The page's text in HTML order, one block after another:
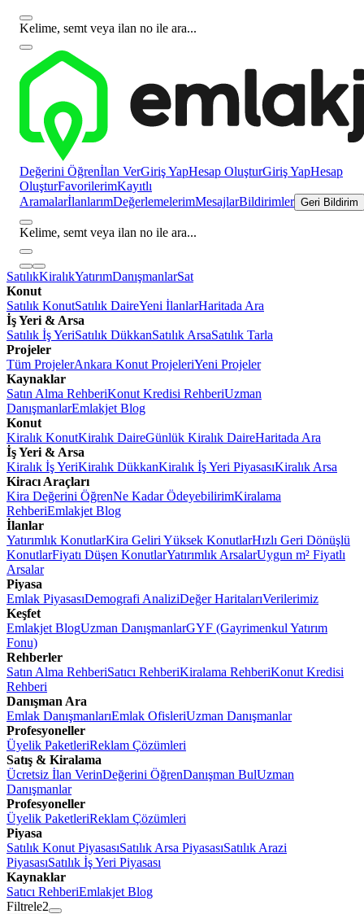
Kelime, semt veya ilan no ile ara...
Değerini Öğrenİlan VerGiriş YapHesap OluşturGiriş YapHesap
OluşturFavorilerimKayıtlı
AramalarİlanlarımDeğerlemelerimMesajlarBildirimler Geri Bildirim
Kelime, semt veya ilan no ile ara...
SatılıkKiralıkYatırımDanışmanlarSat
Konut
Satılık KonutSatılık DaireYeni İlanlarHaritada Ara
İş Yeri & Arsa
Satılık İş YeriSatılık DükkanSatılık ArsaSatılık Tarla
Projeler
Tüm ProjelerAnkara Konut ProjeleriYeni Projeler
Kaynaklar
Satın Alma RehberiKonut Kredisi RehberiUzman
DanışmanlarEmlakjet Blog
Konut
Kiralık KonutKiralık DaireGünlük Kiralık DaireHaritada Ara
İş Yeri & Arsa
Kiralık İş YeriKiralık DükkanKiralık İş Yeri PiyasasıKiralık Arsa
Kiracı Araçları
Kira Değerini ÖğrenNe Kadar ÖdeyebilirimKiralama
RehberiEmlakjet Blog
İlanlar
Yatırımlık KonutlarKira Geliri Yüksek KonutlarHızlı Geri Dönüşlü
KonutlarFiyatı Düşen KonutlarYatırımlık ArsalarUygun m² Fiyatlı
Arsalar
Piyasa
Emlak PiyasasıDemografi AnaliziDeğer HaritalarıVerilerimiz
Keşfet
Emlakjet BlogUzman DanışmanlarGYF (Gayrimenkul Yatırım
Fonu)
Rehberler
Satın Alma RehberiSatıcı RehberiKiralama RehberiKonut Kredisi
Rehberi
Danışman Ara
Emlak DanışmanlarıEmlak OfisleriUzman Danışmanlar
Profesyoneller
Üyelik PaketleriReklam Çözümleri
Satış & Kiralama
Ücretsiz İlan VerinDeğerini ÖğrenDanışman BulUzman
Danışmanlar
Profesyoneller
Üyelik PaketleriReklam Çözümleri
Piyasa
Satılık Konut PiyasasıSatılık Arsa PiyasasıSatılık Arazi
PiyasasıSatılık İş Yeri Piyasası
Kaynaklar
Satıcı RehberiEmlakjet Blog
Filtrele2